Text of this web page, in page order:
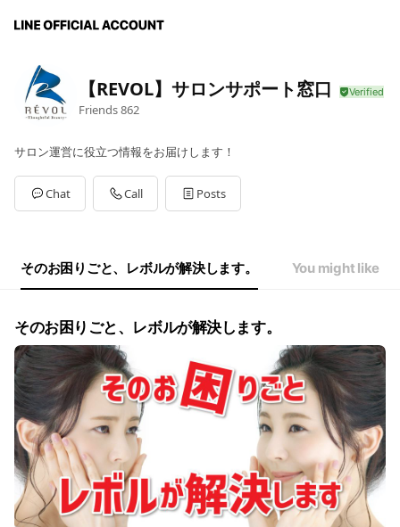
【REVOL】サロンサポート窓口
Friends862
サロン運営に役立つ情報をお届けします！
Chat Call Posts
そのお困りごと、レボルが解決します。 You might like
そのお困りごと、レボルが解決します。